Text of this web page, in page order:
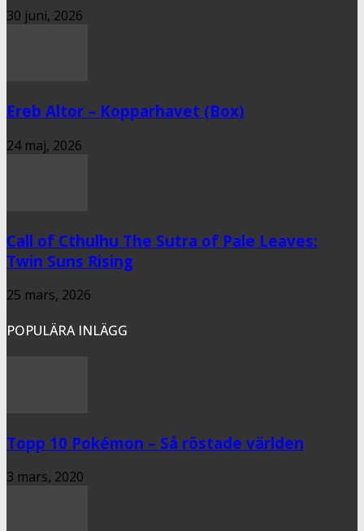
30 juni, 2026
Ereb Altor – Kopparhavet (Box)
24 maj, 2026
Call of Cthulhu The Sutra of Pale Leaves:
Twin Suns Rising
25 mars, 2026
POPULÄRA INLÄGG
Topp 10 Pokémon – Så röstade världen
3 mars, 2020